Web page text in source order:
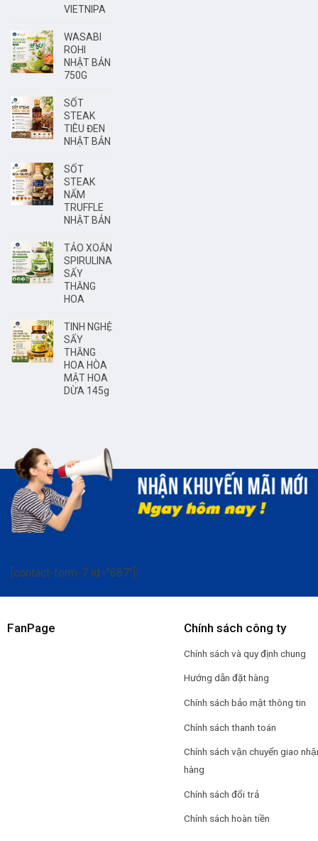
VIETNIPA
WASABI
ROHI
NHẬT BẢN
750G
SỐT
STEAK
TIÊU ĐEN
NHẬT BẢN
SỐT
STEAK
NẤM
TRUFFLE
NHẬT BẢN
TẢO XOẮN
SPIRULINA
SẤY
THĂNG
HOA
TINH NGHỆ
SẤY
THĂNG
HOA HÒA
MẬT HOA
DỪA 145g
[contact-form-7 id="687"]
FanPage Chính sách công ty
Chính sách và quy định chung
Hướng dẫn đặt hàng
Chính sách bảo mật thông tin
Chính sách thanh toán
Chính sách vận chuyển giao
hàng
Chính sách đổi trả
Chính sách hoàn tiền